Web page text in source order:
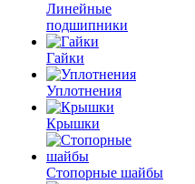
Линейные
подшипники
Гайки
Уплотнения
Крышки
Стопорные шайбы